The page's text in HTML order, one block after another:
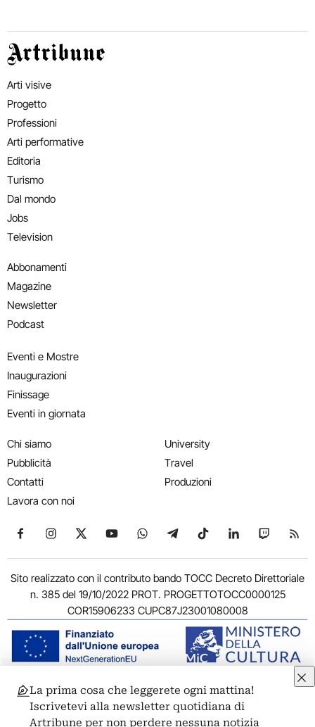
Artribune
Arti visive
Progetto
Professioni
Arti performative
Editoria
Turismo
Dal mondo
Jobs
Television
Abbonamenti
Magazine
Newsletter
Podcast
Eventi e Mostre
Inaugurazioni
Finissage
Eventi in giornata
Chi siamo
Pubblicità
Contatti
Lavora con noi
University
Travel
Produzioni
Seguici su Facebook
Seguici su Instagram
Seguici su X
Seguici su YouTube
Seguici su WhatsApp
Seguici su Telegram
Seguici su TikTok
Seguici su
Seguici
Sito realizzato con il contributo bando TOCC Decreto Direttoriale
n. 385 del 19/10/2022 PROT. PROGETTOTOCC0000125
COR15906233 CUPC87J23001080008
© 2011-2026 ARTRIBUNE srl – Corso Vittorio Emanuele II, 287 –
00186 Roma - P.I. 11381581005
La prima cosa che leggerete ogni mattina!
Iscrivetevi alla newsletter quotidiana di
Artribune per non perdere nessuna notizia